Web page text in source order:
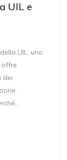
UIL e
UIL, uno
offre
dei